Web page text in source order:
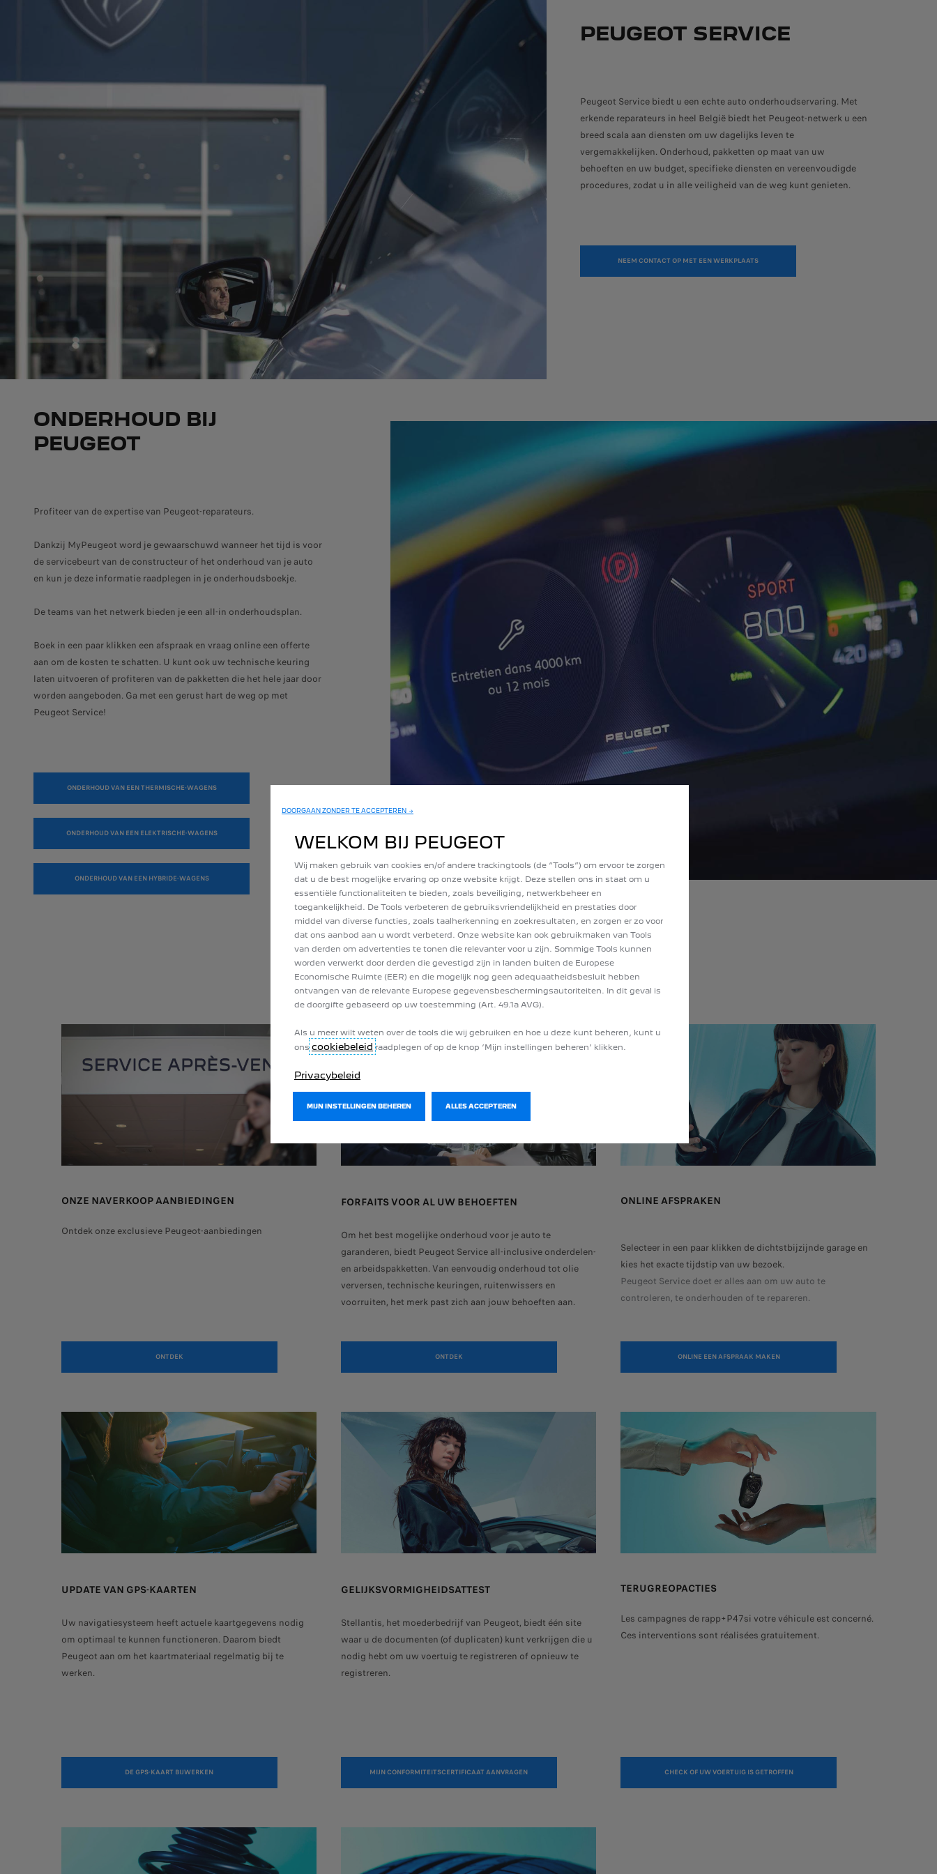
PEUGEOT SERVICE
Peugeot Service biedt u een echte auto onderhoudservaring. Met
erkende reparateurs in heel België biedt het Peugeot-netwerk u een
breed scala aan diensten om uw dagelijks leven te
vergemakkelijken. Onderhoud, pakketten op maat van uw
behoeften en uw budget, specifieke diensten en vereenvoudigde
procedures, zodat u in alle veiligheid van de weg kunt genieten.
NEEM CONTACT OP MET EEN WERKPLAATS
ONDERHOUD BIJ
PEUGEOT
Profiteer van de expertise van Peugeot-reparateurs.
Dankzij MyPeugeot word je gewaarschuwd wanneer het tijd is voor
de servicebeurt van de constructeur of het onderhoud van je auto
en kun je deze informatie raadplegen in je onderhoudsboekje.
De teams van het netwerk bieden je een all-in onderhoudsplan.
Boek in een paar klikken een afspraak en vraag online een offerte
aan om de kosten te schatten. U kunt ook uw technische keuring
laten uitvoeren of profiteren van de pakketten die het hele jaar door
worden aangeboden. Ga met een gerust hart de weg op met
Peugeot Service!
ONDERHOUD VAN EEN THERMISCHE-WAGENS
ONDERHOUD VAN EEN ELEKTRISCHE-WAGENS
ONDERHOUD VAN EEN HYBRIDE-WAGENS
ONZE DIENSTEN
ONZE NAVERKOOP AANBIEDINGEN
Ontdek onze exclusieve Peugeot-aanbiedingen
FORFAITS VOOR AL UW BEHOEFTEN
Om het best mogelijke onderhoud voor je auto te
garanderen, biedt Peugeot Service all-inclusive onderdelen-
en arbeidspakketten. Van eenvoudig onderhoud tot olie
verversen, technische keuringen, ruitenwissers en
voorruiten, het merk past zich aan jouw behoeften aan.
ONLINE AFSPRAKEN
Selecteer in een paar klikken de dichtstbijzijnde garage en
kies het exacte tijdstip van uw bezoek.
Peugeot Service doet er alles aan om uw auto te
controleren, te onderhouden of te repareren.
ONTDEK ONTDEK ONLINE EEN AFSPRAAK MAKEN
UPDATE VAN GPS-KAARTEN
Uw navigatiesysteem heeft actuele kaartgegevens nodig
om optimaal te kunnen functioneren. Daarom biedt
Peugeot aan om het kaartmateriaal regelmatig bij te
werken.
GELIJKSVORMIGHEIDSATTEST
Stellantis, het moederbedrijf van Peugeot, biedt één site
waar u de documenten (of duplicaten) kunt verkrijgen die u
nodig hebt om uw voertuig te registreren of opnieuw te
registreren.
TERUGREOPACTIES
Les campagnes de rapp+P47si votre véhicule est concerné.
Ces interventions sont réalisées gratuitement.
DE GPS-KAART BIJWERKEN MIJN CONFORMITEITSCERTIFICAAT AANVRAGEN CHECK OF UW VOERTUIG IS GETROFFEN
DOORGAAN ZONDER TE ACCEPTEREN →
WELKOM BIJ PEUGEOT
Wij maken gebruik van cookies en/of andere trackingtools (de “Tools”) om ervoor te zorgen
dat u de best mogelijke ervaring op onze website krijgt. Deze stellen ons in staat om u
essentiële functionaliteiten te bieden, zoals beveiliging, netwerkbeheer en
toegankelijkheid. De Tools verbeteren de gebruiksvriendelijkheid en prestaties door
middel van diverse functies, zoals taalherkenning en zoekresultaten, en zorgen er zo voor
dat ons aanbod aan u wordt verbeterd. Onze website kan ook gebruikmaken van Tools
van derden om advertenties te tonen die relevanter voor u zijn. Sommige Tools kunnen
worden verwerkt door derden die gevestigd zijn in landen buiten de Europese
Economische Ruimte (EER) en die mogelijk nog geen adequaatheidsbesluit hebben
ontvangen van de relevante Europese gegevensbeschermingsautoriteiten. In dit geval is
de doorgifte gebaseerd op uw toestemming (Art. 49.1a AVG).
Als u meer wilt weten over de tools die wij gebruiken en hoe u deze kunt beheren, kunt u
ons cookiebeleid raadplegen of op de knop ‘Mijn instellingen beheren’ klikken.
Privacybeleid
MIJN INSTELLINGEN BEHEREN ALLES ACCEPTEREN